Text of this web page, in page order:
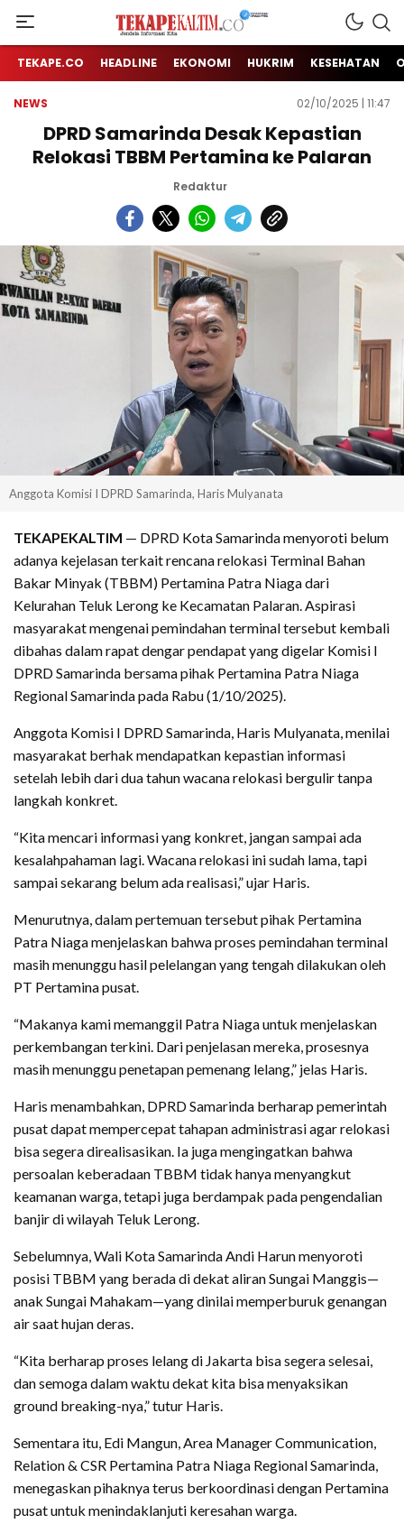
TEKAPE KALTIM
Jendela Informasi Kita
TEKAPE.CO HEADLINE EKONOMI HUKRIM KESEHATAN
NEWS 02/10/2025 | 11:47
DPRD Samarinda Desak Kepastian
Relokasi TBBM Pertamina ke Palaran
Redaktur
Anggota Komisi I DPRD Samarinda, Haris Mulyanata
TEKAPEKALTIM — DPRD Kota Samarinda menyoroti belum
adanya kejelasan terkait rencana relokasi Terminal Bahan
Bakar Minyak (TBBM) Pertamina Patra Niaga dari
Kelurahan Teluk Lerong ke Kecamatan Palaran. Aspirasi
masyarakat mengenai pemindahan terminal tersebut kembali
dibahas dalam rapat dengar pendapat yang digelar Komisi I
DPRD Samarinda bersama pihak Pertamina Patra Niaga
Regional Samarinda pada Rabu (1/10/2025).
Anggota Komisi I DPRD Samarinda, Haris Mulyanata, menilai
masyarakat berhak mendapatkan kepastian informasi
setelah lebih dari dua tahun wacana relokasi bergulir tanpa
langkah konkret.
“Kita mencari informasi yang konkret, jangan sampai ada
kesalahpahaman lagi. Wacana relokasi ini sudah lama, tapi
sampai sekarang belum ada realisasi,” ujar Haris.
Menurutnya, dalam pertemuan tersebut pihak Pertamina
Patra Niaga menjelaskan bahwa proses pemindahan terminal
masih menunggu hasil pelelangan yang tengah dilakukan oleh
PT Pertamina pusat.
“Makanya kami memanggil Patra Niaga untuk menjelaskan
perkembangan terkini. Dari penjelasan mereka, prosesnya
masih menunggu penetapan pemenang lelang,” jelas Haris.
Haris menambahkan, DPRD Samarinda berharap pemerintah
pusat dapat mempercepat tahapan administrasi agar relokasi
bisa segera direalisasikan. Ia juga mengingatkan bahwa
persoalan keberadaan TBBM tidak hanya menyangkut
keamanan warga, tetapi juga berdampak pada pengendalian
banjir di wilayah Teluk Lerong.
Sebelumnya, Wali Kota Samarinda Andi Harun menyoroti
posisi TBBM yang berada di dekat aliran Sungai Manggis—
anak Sungai Mahakam—yang dinilai memperburuk genangan
air saat hujan deras.
“Kita berharap proses lelang di Jakarta bisa segera selesai,
dan semoga dalam waktu dekat kita bisa menyaksikan
ground breaking-nya,” tutur Haris.
Sementara itu, Edi Mangun, Area Manager Communication,
Relation & CSR Pertamina Patra Niaga Regional Samarinda,
menegaskan pihaknya terus berkoordinasi dengan Pertamina
pusat untuk menindaklanjuti keresahan warga.